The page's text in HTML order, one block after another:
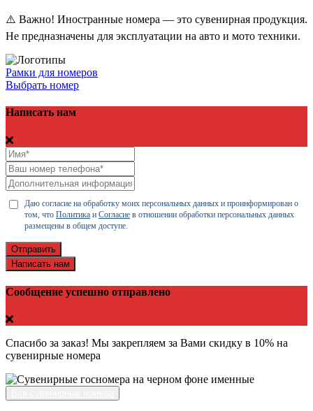
⚠️ Важно! Иностранные номера — это сувенирная продукция.
Не предназначены для эксплуатации на авто и мото техники.
Рамки для номеров
Выбрать номер
Написать нам
Даю согласие на обработку моих персональных данных и проинформирован о
том, что Политика и Согласие в отношении обработки персональных данных
размещены в общем доступе.
Отправить
Написать нам
Сообщение успешно отправлено
Спасибо за заказ! Мы закрепляем за Вами скидку в 10% на
сувенирные номера